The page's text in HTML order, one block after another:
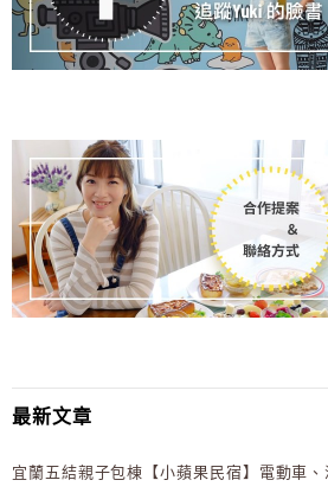
最新文章
宜蘭五結親子包棟【小蘋果民宿】電動車